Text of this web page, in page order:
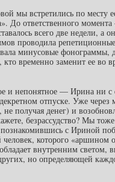
мы встретились по месту
До ответственного
всего две недели, а
проводила
минусовые фонограммы,
кто временно заменит ее во
и непонятное — Ирина ни
отпуске. Уже через
не получая денег) и
безрассудство? Мы
познакомившись с Ириной
человек, которого «аршином
внутренним светом,
но определяющей